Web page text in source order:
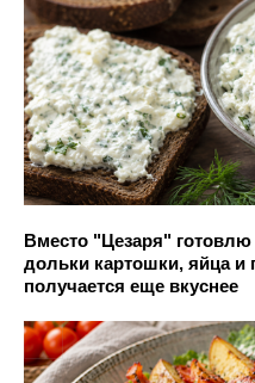
Вместо "Цезаря" готовлю
дольки картошки, яйца
получается еще вкуснее